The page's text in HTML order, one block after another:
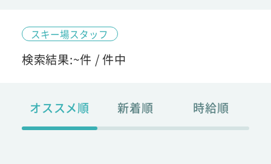
スキー場スタッフ
検索結果:~件 /件中
オススメ順 新着順 時給順